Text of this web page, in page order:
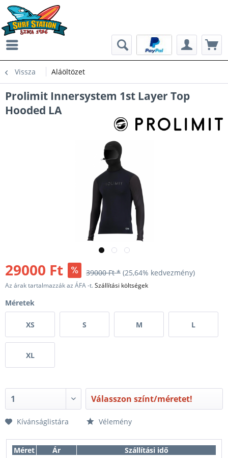
Vissza Aláöltözet
Prolimit Innersystem 1st Layer Top
Hooded LA
29000 Ft 39000 Ft * (25,64% kedvezmény)
Az árak tartalmazzák az ÁFA -t.Szállítási költségek
Méretek
XS S M L
XL
Válasszon színt/méretet!
Kívánságlistára Vélemény
Méret Ár
Szállítási idő